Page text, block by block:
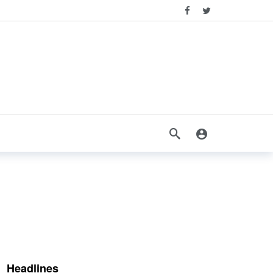
Headlines